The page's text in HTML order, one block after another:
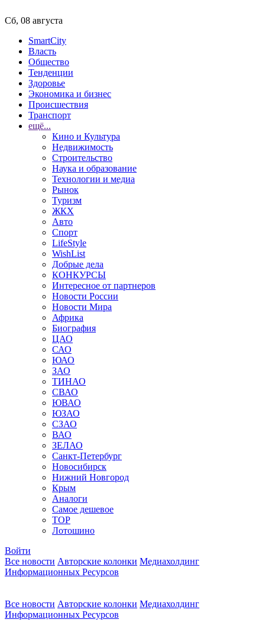
Сб, 08 августа
SmartCity
Власть
Общество
Тенденции
Здоровье
Экономика и бизнес
Происшествия
Транспорт
ещё...
Кино и Культура
Недвижимость
Строительство
Наука и образование
Технологии и медиа
Рынок
Туризм
ЖКХ
Авто
Спорт
LifeStyle
WishList
Добрые дела
КОНКУРСЫ
Интересное от партнеров
Новости России
Новости Мира
Африка
Биография
ЦАО
САО
ЮАО
ЗАО
ТИНАО
СВАО
ЮВАО
ЮЗАО
СЗАО
ВАО
ЗЕЛАО
Санкт-Петербург
Новосибирск
Нижний Новгород
Крым
Аналоги
Самое дешевое
TOP
Лотошино
Войти
Все новости Авторские колонки Медиахолдинг
Информационных Ресурсов
Все новости Авторские колонки Медиахолдинг
Информационных Ресурсов